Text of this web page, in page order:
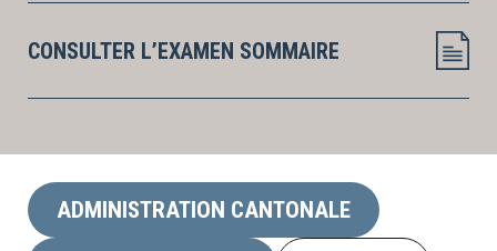
CONSULTER L’EXAMEN SOMMAIRE
ADMINISTRATION CANTONALE